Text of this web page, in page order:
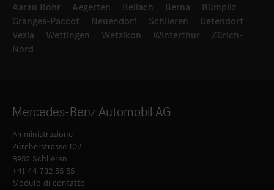
Aarau Rohr Aegerten Bellach Berna
Bümpliz
Granges-Paccot
Neuendorf Schlieren
Uetendorf
Vezia
Wettingen Wetzikon Winterthur
Zürich-
Nord
Mercedes-Benz Automobil AG
Amministrazione
Zürcherstrasse 109
8952 Schlieren
+41 44 732 55 55
Modulo di contatto